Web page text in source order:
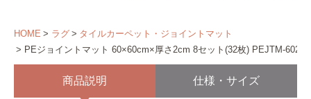
HOME ラグ
タイルカーペット・ジョイントマット
PEジョイントマット 60×60cm×厚さ2cm 8セット(32枚) PEJTM-602
商品説明 仕様・サイズ